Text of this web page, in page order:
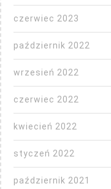
czerwiec 2023
październik 2022
wrzesień 2022
czerwiec 2022
kwiecień 2022
styczeń 2022
październik 2021